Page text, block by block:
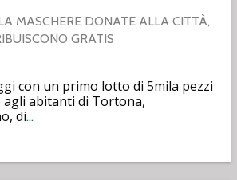
MASCHERE DONATE ALLA CITTÀ,
GRATIS
con un primo lotto di 5mila pezzi
abitanti di Tortona,
di…